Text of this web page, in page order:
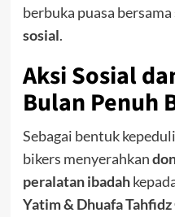
berbuka puasa
sosial.
Aksi Sosial
Bulan Penuh
Sebagai bentuk
bikers menyerahkan
peralatan ibadah
Yatim & Dhuafa Tahfidz